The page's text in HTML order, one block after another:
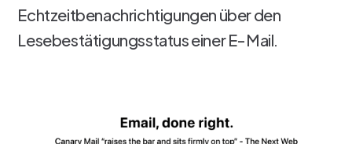
Echtzeitbenachrichtigungen über den
Lesebestätigungsstatus einer E-Mail.